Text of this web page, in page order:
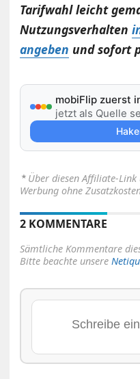
Tarifwahl leicht
Nutzungsverhalten
angeben und sofort
mobiFlip zuerst
jetzt als Quelle
⋆ Über diesen Affiliate-
Werbung ohne
2 KOMMENTARE
Sämtliche Kommentare
Bitte beachte unsere